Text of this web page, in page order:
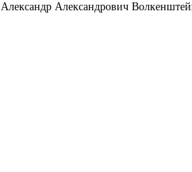
Александр Александрович